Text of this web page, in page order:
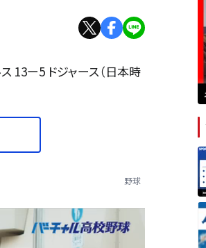
13ー5 ドジャース（日本時
野球